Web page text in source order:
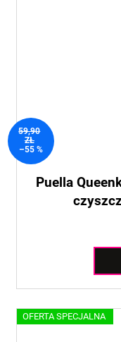
59,90
ZŁ
–55 %
Puella
OFERTA SPECJALNA